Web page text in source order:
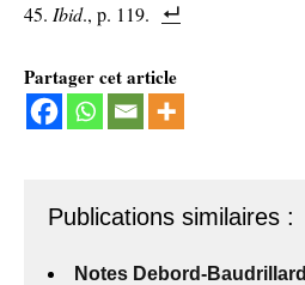
Ibid., p. 119.
Partager cet article
Publications similaires :
Notes Debord-Baudrillard